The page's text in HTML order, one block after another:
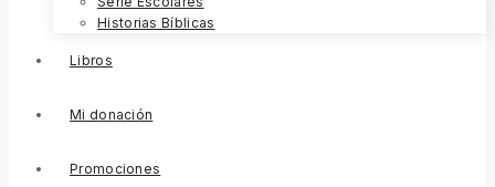
Historias Bíblicas
Libros
Mi donación
Promociones